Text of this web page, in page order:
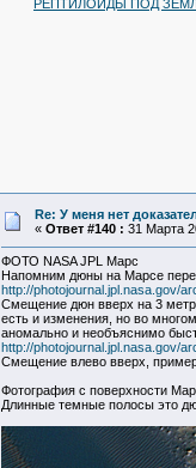
РЕПТИЛОИДЫ ПОД
Re: У меня нет
« Ответ #140 : 31 Марта
ФОТО NASA JPL Марс
Напомним дюны на Марсе
http://photojournal.jpl.nasa.gov/
Смещение дюн вверх на 3
есть и изменения, но во
аномально и необъяснимо
http://photojournal.jpl.nasa.gov/
Смещение влево вверх,
Фотография с поверхности
Длинные темные полосы это